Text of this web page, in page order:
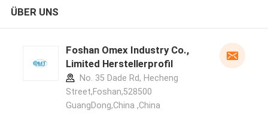
ÜBER UNS
Foshan Omex Industry Co.,
Limited Herstellerprofil
No. 35 Dade Rd, Hecheng
Street,Foshan,528500
GuangDong,China ,China